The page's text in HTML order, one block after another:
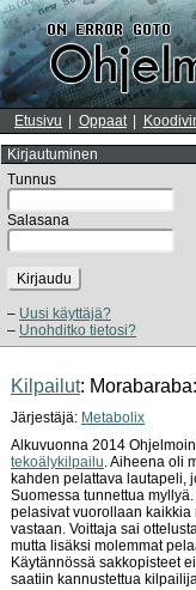
Etusivu Oppaat
Kirjautuminen
Tunnus
Salasana
Kirjaudu
Uusi käyttäjä?
Unohditko tietosi?
Kilpailut:
Järjestäjä: Metabolix
Alkuvuonna 2014
tekoälykilpailu. Aiheena oli
kahden pelattava lautapeli,
Suomessa tunnettua
pelasivat vuorollaan kaikkia
vastaan. Voittaja sai
mutta lisäksi molemmat
Käytännössä sakkopisteet
saatiin kannustettua